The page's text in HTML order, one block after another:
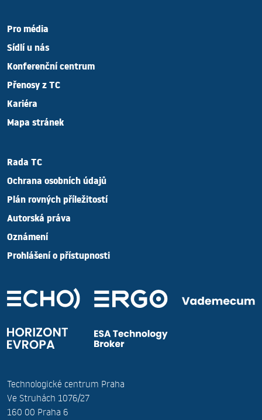
Pro média
Sídlí u nás
Konferenční centrum
Přenosy z TC
Kariéra
Mapa stránek
Rada TC
Ochrana osobních údajů
Plán rovných příležitostí
Autorská práva
Oznámení
Prohlášení o přístupnosti
Technologické centrum Praha
Ve Struhách 1076/27
160 00 Praha 6